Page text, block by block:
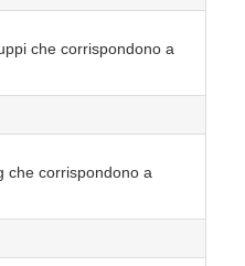
che corrispondono a
che corrispondono a